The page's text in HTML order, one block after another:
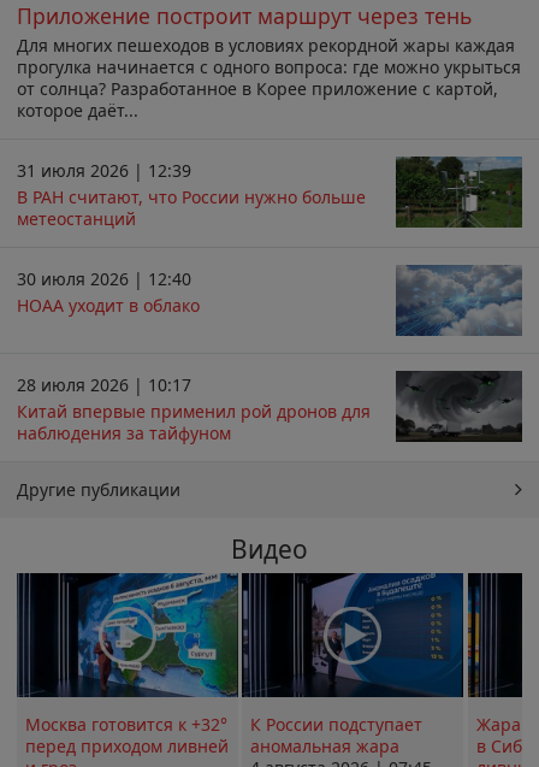
Приложение построит маршрут через тень
Для многих пешеходов в условиях рекордной жары каждая
прогулка начинается с одного вопроса: где можно укрыться
от солнца? Разработанное в Корее приложение с картой,
которое даёт...
31 июля 2026 | 12:39
В РАН считают, что России нужно больше
метеостанций
30 июля 2026 | 12:40
НОАА уходит в облако
28 июля 2026 | 10:17
Китай впервые применил рой дронов для
наблюдения за тайфуном
Другие публикации
Видео
Москва готовится к +32°
перед приходом ливней
К России подступает
аномальная жара
Жара в
в